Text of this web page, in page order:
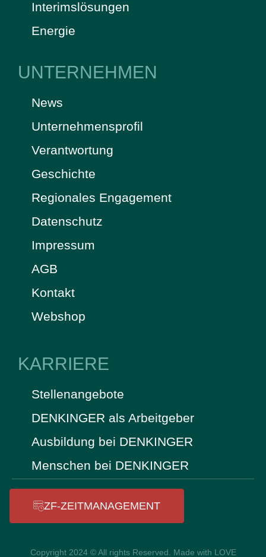
Interimslösungen
Energie
UNTERNEHMEN
News
Unternehmensprofil
Verantwortung
Geschichte
Regionales Engagement
Datenschutz
Impressum
AGB
Kontakt
Webshop
KARRIERE
Stellenangebote
DENKINGER als Arbeitgeber
Ausbildung bei DENKINGER
Menschen bei DENKINGER
ZF-ZEITMANAGEMENT
Copyright 2024 © All rights Reserved. Made with LOVE